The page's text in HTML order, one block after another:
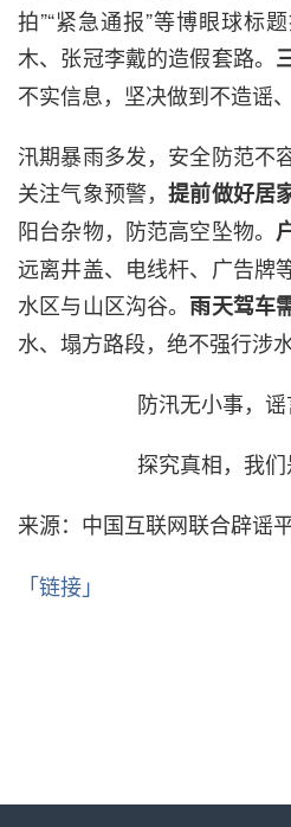
拍”“紧急通报”等博眼球标
木、张冠李戴的造假套路。
不实信息，坚决做到不造谣
汛期暴雨多发，安全防范不
关注气象预警，提前做好居
阳台杂物，防范高空坠物。
远离井盖、电线杆、广告牌
水区与山区沟谷。 雨天驾车
水、塌方路段，绝不强行涉水
防汛无小事，谣
探究真相，我们
来源：中国互联网联合辟谣
「链接」